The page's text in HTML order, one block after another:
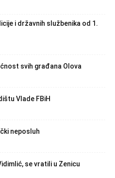
i državnih službenika od 1.
svih građana Olova
Vlade FBiH
neposluh
se vratili u Zenicu